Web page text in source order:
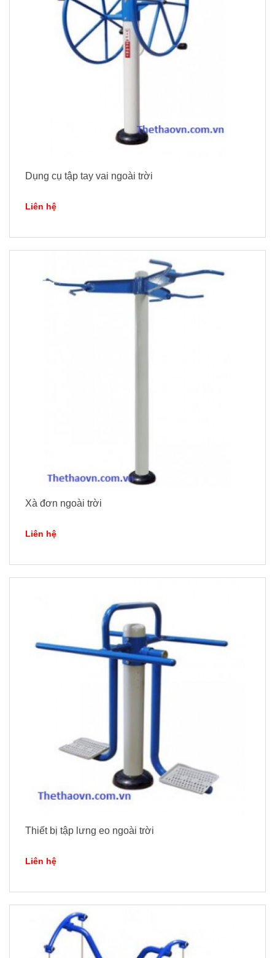
Dụng cụ tập tay vai ngoài trời
Liên hệ
Xà đơn ngoài trời
Liên hệ
Thiết bị tập lưng eo ngoài trời
Liên hệ